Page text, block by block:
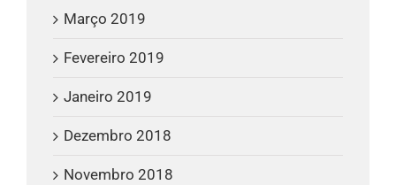
Março 2019
Fevereiro 2019
Janeiro 2019
Dezembro 2018
Novembro 2018